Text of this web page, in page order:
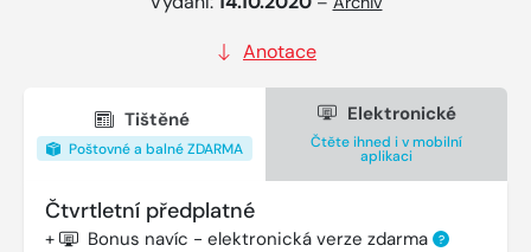
Anotace
Tištěné
Poštovné a balné ZDARMA
Elektronické
Čtěte ihned i v mobilní
aplikaci
Čtvrtletní předplatné
+ Bonus navíc - elektronická verze zdarma ?